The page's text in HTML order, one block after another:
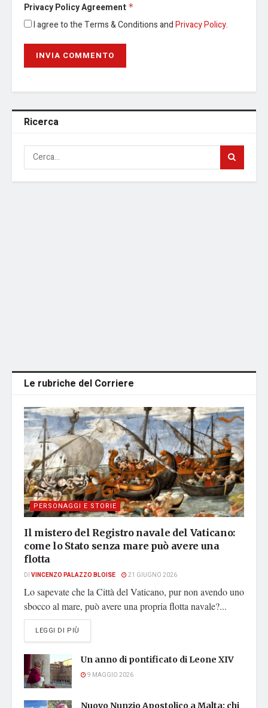
Privacy Policy Agreement *
I agree to the Terms & Conditions andPrivacy Policy.
Ricerca
Le rubriche del Corriere
PERSONAGGI E STORIE
Il mistero del Registro navale del Vaticano:
come lo Stato senza mare può avere una
flotta
DI VINCENZO PALAZZO BLOISE 21 GIUGNO 2026
Lo sapevate che la Città del Vaticano, pur non avendo uno
sbocco al mare, può avere una propria flotta navale?...
LEGGI DI PIÙ
Un anno di pontificato di Leone XIV
9 MAGGIO 2026
Nuovo Nunzio Apostolico a Malta: chi